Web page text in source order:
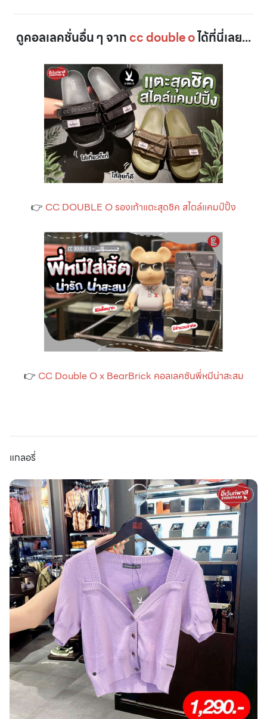
ดูคอลเลคชั่นอื่น ๆ จากcc double oได้ที่นี่เลย...
👉 CC DOUBLE O รองเท้าแตะสุดชิค สไตล์แคมป์ปิ้ง
👉 CC Double O x BearBrick คอลเลคชันพี่หมีน่าสะสม
แกลอรี่